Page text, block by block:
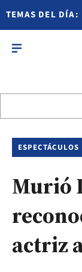
TEMAS DEL DÍA:
ESPECTÁCULOS
Murió
actriz